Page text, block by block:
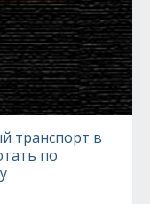
транспорт в
по